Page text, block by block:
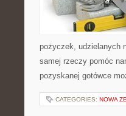
pożyczek, udzielanych
samej rzeczy pomóc
pozyskanej gotówce
CATEGORIES: NOWA